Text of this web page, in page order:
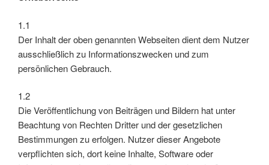
1.1
Der Inhalt der oben genannten Webseiten dient dem Nutzer
ausschließlich zu Informationszwecken und zum
persönlichen Gebrauch.
1.2
Die Veröffentlichung von Beiträgen und Bildern hat unter
Beachtung von Rechten Dritter und der gesetzlichen
Bestimmungen zu erfolgen. Nutzer dieser Angebote
verpflichten sich, dort keine Inhalte, Software oder